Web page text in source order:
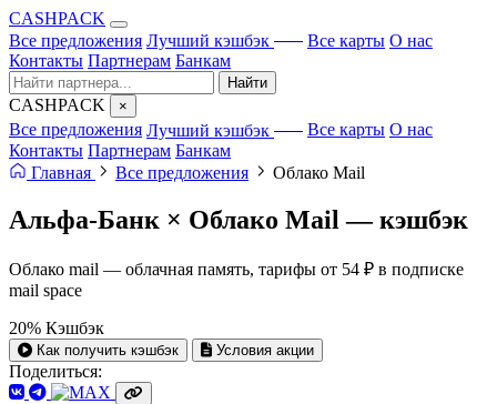
CASHPACK
Все предложения Лучший кэшбэк Все карты О нас
Контакты Партнерам Банкам
Найти
CASHPACK ×
Все предложения Лучший кэшбэк Все карты О нас
Контакты Партнерам Банкам
Главная
Все предложения Облако Mail
Альфа-Банк × Облако Mail —кэшбэк
Облако mail — облачная память, тарифы от 54 ₽ в подписке
mail space
20% Кэшбэк
Как получить кэшбэк Условия акции
Поделиться: